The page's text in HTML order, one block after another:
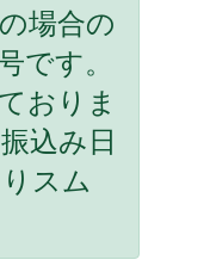
場合の
です。
おりま
込み日
スム